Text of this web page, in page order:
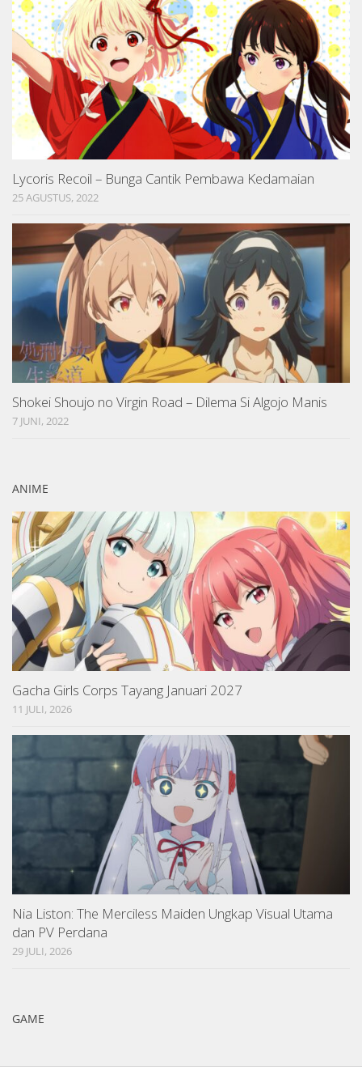
Lycoris Recoil – Bunga Cantik Pembawa Kedamaian
25 AGUSTUS, 2022
Shokei Shoujo no Virgin Road – Dilema Si Algojo Manis
7 JUNI, 2022
ANIME
Gacha Girls Corps Tayang Januari 2027
11 JULI, 2026
Nia Liston: The Merciless Maiden Ungkap Visual Utama
dan PV Perdana
29 JULI, 2026
GAME